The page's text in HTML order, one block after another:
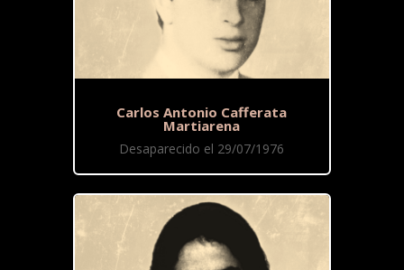
Carlos Antonio Cafferata
Martiarena
Desaparecido el 29/07/1976